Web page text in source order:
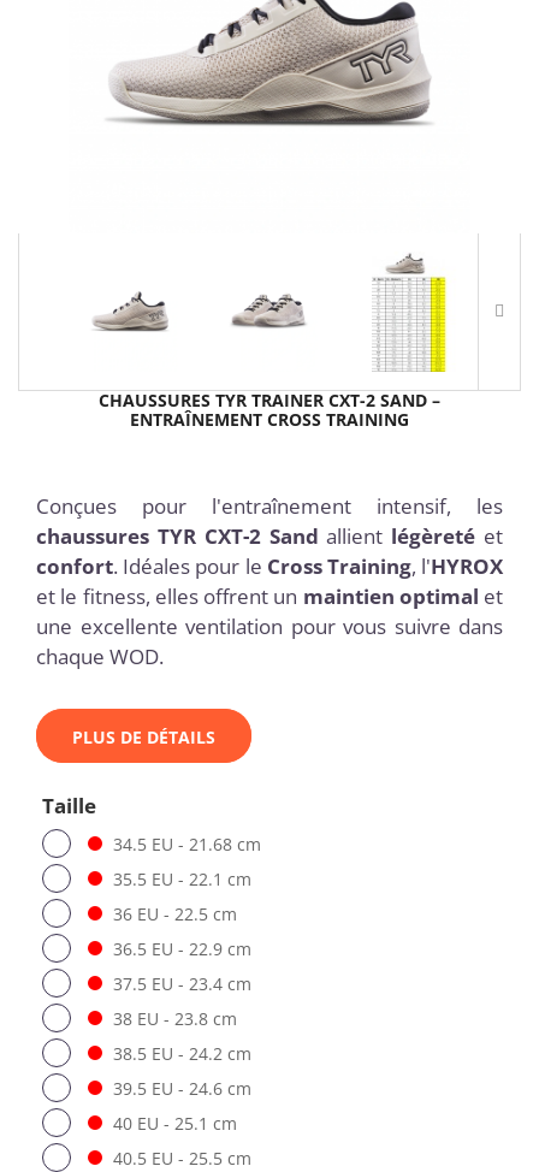
CHAUSSURES TYR TRAINER CXT-2 SAND –
ENTRAÎNEMENT CROSS TRAINING
Conçues pour l'entraînement intensif, les
chaussures TYR CXT-2 Sand allient légèreté et
confort. Idéales pour le Cross Training, l'HYROX
et le fitness, elles offrent un maintien optimal et
une excellente ventilation pour vous suivre dans
chaque WOD.
PLUS DE DÉTAILS
Taille
34.5 EU - 21.68 cm
35.5 EU - 22.1 cm
36 EU - 22.5 cm
36.5 EU - 22.9 cm
37.5 EU - 23.4 cm
38 EU - 23.8 cm
38.5 EU - 24.2 cm
39.5 EU - 24.6 cm
40 EU - 25.1 cm
40.5 EU - 25.5 cm